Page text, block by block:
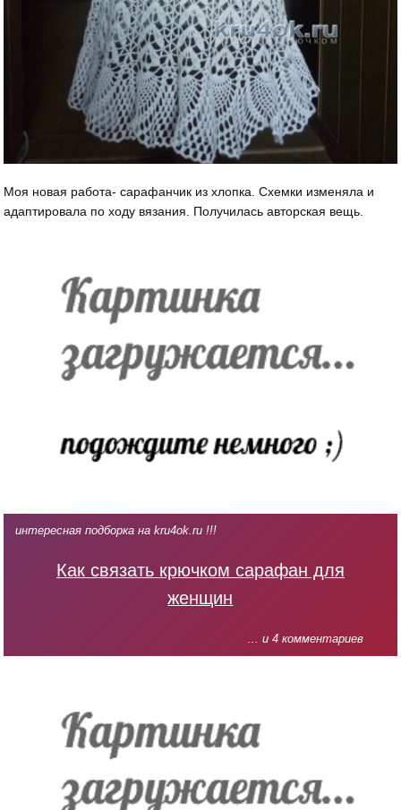
Моя новая работа- сарафанчик из хлопка. Схемки изменяла и
адаптировала по ходу вязания. Получилась авторская вещь.
интересная подборка на kru4ok.ru !!!
Как связать крючком сарафан для
женщин
... и 4 комментариев